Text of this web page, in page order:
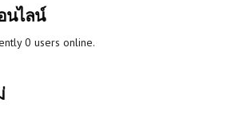
นไลน์
0 users online.